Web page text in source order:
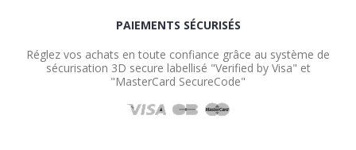
PAIEMENTS SÉCURISÉS
Réglez vos achats en toute confiance grâce au système de
sécurisation 3D secure labellisé "Verified by Visa" et
"MasterCard SecureCode"